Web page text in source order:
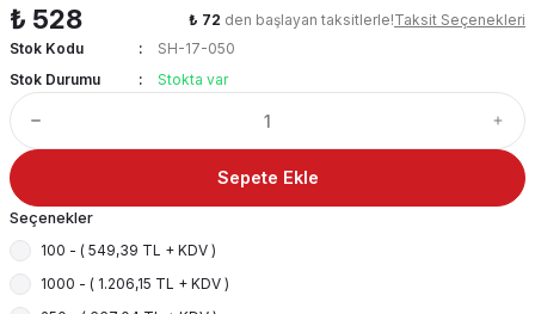
₺ 528 ₺ 72 den başlayan taksitlerle!Taksit Seçenekleri
Stok Kodu
SH-17-050
Stok Durumu
Stokta var
Seçenekler
100 - ( 549,39 TL + KDV )
1000 - ( 1.206,15 TL + KDV )
Sepete Ekle